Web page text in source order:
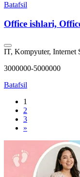
Batafsil
Office ishlari,
IT, Kompyuter, Internet
3000000-5000000
Batafsil
1
2
3
»